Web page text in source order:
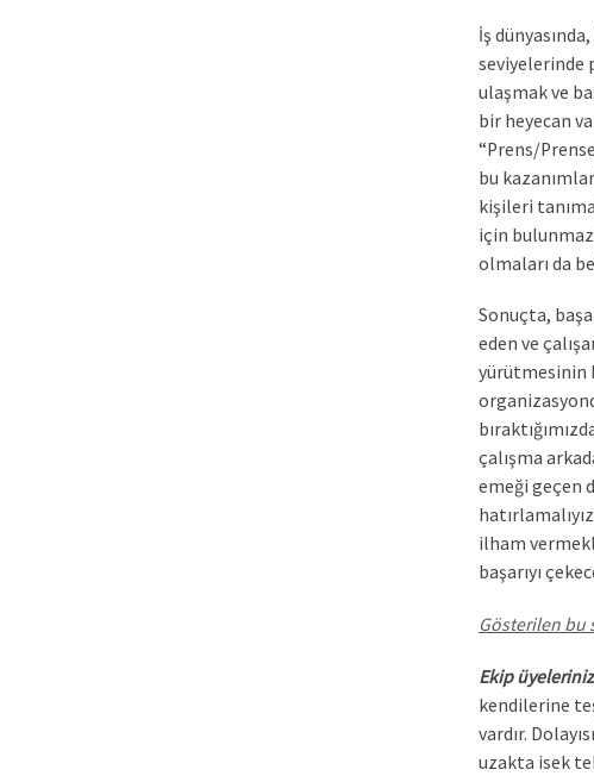
İş
seviyelerinde
ulaşmak ve
bir heyecan
“Prens/
bu
kişileri
için
olmaları da
Sonuçta,
eden ve
yürütmesinin
çalışma
emeği geçen
ilham
başarıyı
Gösterilen bu
Ekip
kendilerine
vardır.
uzakta isek